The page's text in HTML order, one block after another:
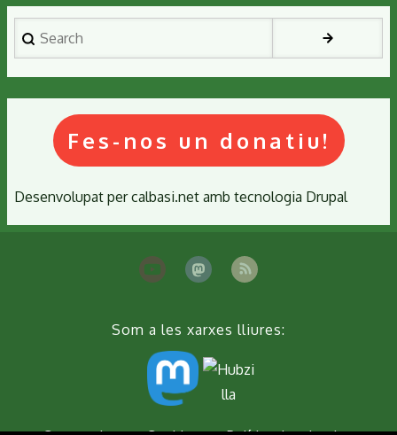
Search
Fes-nos un donatiu!
Desenvolupat percalbasi.net amb tecnologia Drupal
Som a les xarxes lliures: